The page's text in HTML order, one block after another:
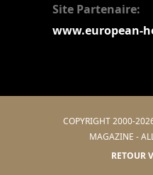
Site Partenaire:
www.european-
COPYRIGHT 2000-
MAGAZINE -
RETOUR